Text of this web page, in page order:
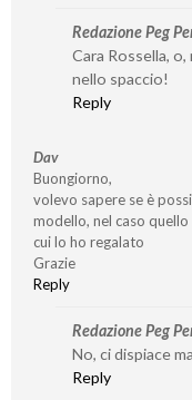
Redazione Peg
Cara Rossella,
nello spaccio!
Reply
Dav
Buongiorno,
volevo sapere se è
modello, nel caso
cui lo ho regalato
Grazie
Reply
Redazione Peg
No, ci dispiace
Reply